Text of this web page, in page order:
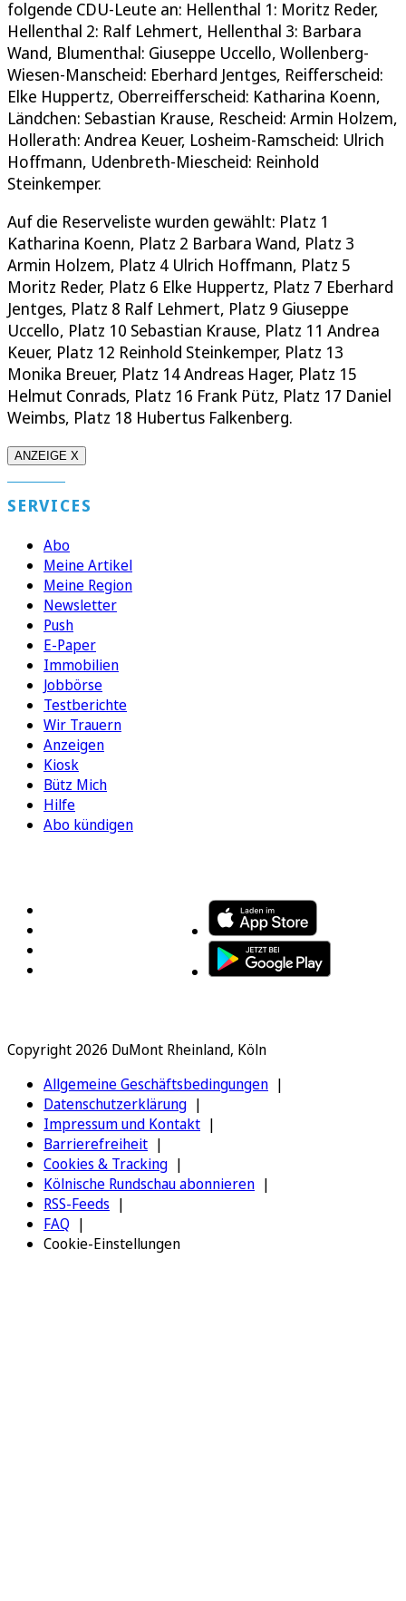
folgende CDU-Leute an: Hellenthal 1: Moritz Reder,
Hellenthal 2: Ralf Lehmert, Hellenthal 3: Barbara
Wand, Blumenthal: Giuseppe Uccello, Wollenberg-
Wiesen-Manscheid: Eberhard Jentges, Reifferscheid:
Elke Huppertz, Oberreifferscheid: Katharina Koenn,
Ländchen: Sebastian Krause, Rescheid: Armin Holzem,
Hollerath: Andrea Keuer, Losheim-Ramscheid: Ulrich
Hoffmann, Udenbreth-Miescheid: Reinhold
Steinkemper.
Auf die Reserveliste wurden gewählt: Platz 1
Katharina Koenn, Platz 2 Barbara Wand, Platz 3
Armin Holzem, Platz 4 Ulrich Hoffmann, Platz 5
Moritz Reder, Platz 6 Elke Huppertz, Platz 7 Eberhard
Jentges, Platz 8 Ralf Lehmert, Platz 9 Giuseppe
Uccello, Platz 10 Sebastian Krause, Platz 11 Andrea
Keuer, Platz 12 Reinhold Steinkemper, Platz 13
Monika Breuer, Platz 14 Andreas Hager, Platz 15
Helmut Conrads, Platz 16 Frank Pütz, Platz 17 Daniel
Weimbs, Platz 18 Hubertus Falkenberg.
ANZEIGE X
SERVICES
Abo
Meine Artikel
Meine Region
Newsletter
Push
E-Paper
Immobilien
Jobbörse
Testberichte
Wir Trauern
Anzeigen
Kiosk
Bütz Mich
Hilfe
Abo kündigen
Copyright 2026 DuMont Rheinland, Köln
Allgemeine Geschäftsbedingungen
Datenschutzerklärung
Impressum und Kontakt
Barrierefreiheit
Cookies & Tracking
Kölnische Rundschau abonnieren
RSS-Feeds
FAQ
Cookie-Einstellungen